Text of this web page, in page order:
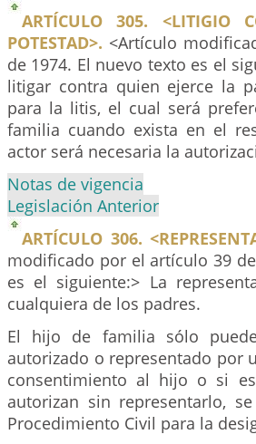
ARTÍCULO 305. <LITIGIO
POTESTAD>. <Artículo
de 1974. El nuevo texto es el
litigar contra quien ejerce la
para la litis, el cual será
familia cuando exista en el
actor será necesaria la
Notas de vigencia
Legislación Anterior
ARTÍCULO 306.
modificado por el artículo 39
es el siguiente:> La
cualquiera de los padres.
El hijo de familia sólo
autorizado o representado por
consentimiento al hijo o si
autorizan sin representarlo,
Procedimiento Civil para la